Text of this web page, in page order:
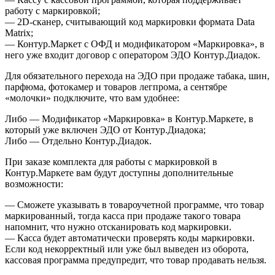
работу с маркировкой;
— 2D-сканер, считывающий код маркировки формата Data
Matrix;
— Контур.Маркет с ОФД и модификатором «Маркировка», в
него уже входит договор с оператором ЭДО Контур.Диадок.
Для обязательного перехода на ЭДО при продаже табака, шин,
парфюма, фотокамер и товаров легпрома, а сентябре
«молочки» подключите, что вам удобнее:
Либо — Модификатор «Маркировка» в Контур.Маркете, в
который уже включен ЭДО от Контур.Диадока;
Либо — Отдельно Контур.Диадок.
При заказе комплекта для работы с маркировкой в
Контур.Маркете вам будут доступны дополнительные
возможности:
— Сможете указывать в товароучетной программе, что товар
маркированный, тогда касса при продаже такого товара
напомнит, что нужно отсканировать код маркировки.
— Касса будет автоматически проверять коды маркировки.
Если код некорректный или уже был выведен из оборота,
кассовая программа предупредит, что товар продавать нельзя.